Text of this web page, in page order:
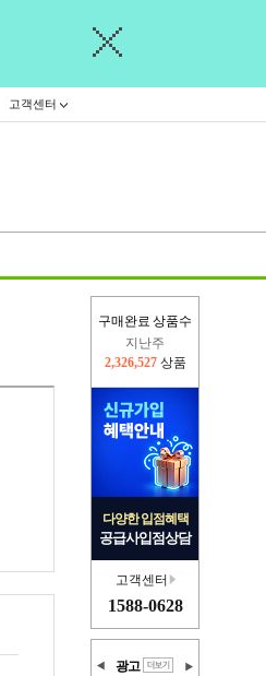
고객센터
구매완료 상품수
2,326,527상품
이번주
2,399,420 상품
다양한 입점혜택
공급사입점상담
고객센터
1588-0628
광고